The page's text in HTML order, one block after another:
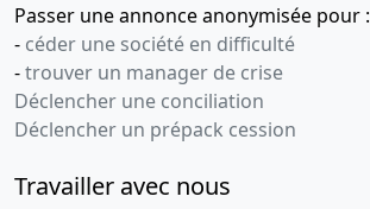
Passer une annonce anonymisée pour :
- céder une société en difficulté
-trouver un manager de crise
Déclencher une conciliation
Déclencher un prépack cession
Travailler avec nous